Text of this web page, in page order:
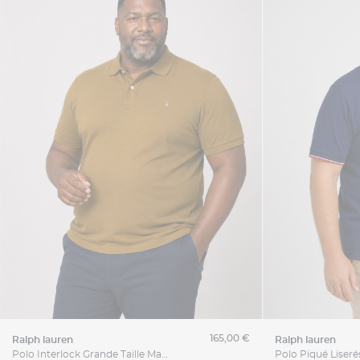
ralph lauren
165,00 € ralph lauren